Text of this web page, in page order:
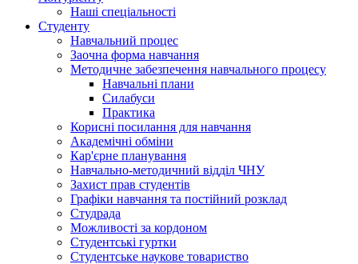
Наші спеціальності
Студенту
Навчальний процес
Заочна форма навчання
Методичне забезпечення навчального процесу
Навчальні плани
Силабуси
Практика
Корисні посилання для навчання
Академічні обміни
Кар'єрне планування
Навчально-методичний відділ ЧНУ
Захист прав студентів
Графіки навчання та постійний розклад
Студрада
Можливості за кордоном
Студентські гуртки
Студентське наукове товариство